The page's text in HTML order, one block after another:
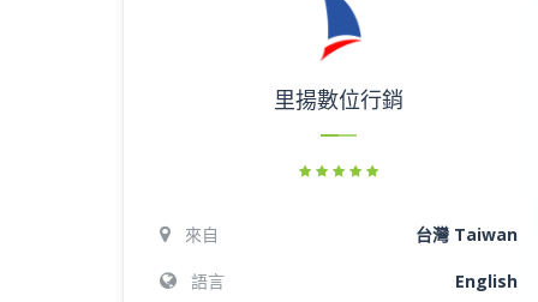
里揚數位行銷
來自 台灣 Taiwan
語言
English